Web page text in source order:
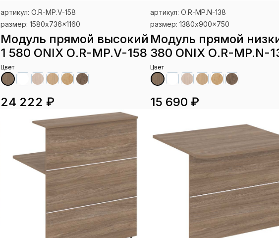
артикул: О.R-MP.V-158
размер: 1580x736x1160
Модуль прямой высокий
1 580 ONIX О.R-MP.V-158
Цвет
24 222 ₽
артикул: О.R-MP.N-138
размер: 1380x900x750
Модуль прямой
380 ONIX О.R-MP.N-
Цвет
15 690 ₽